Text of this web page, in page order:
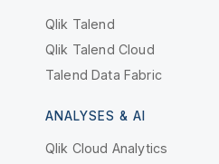
Qlik Talend
Qlik Talend Cloud
Talend Data Fabric
ANALYSES & AI
Qlik Cloud Analytics